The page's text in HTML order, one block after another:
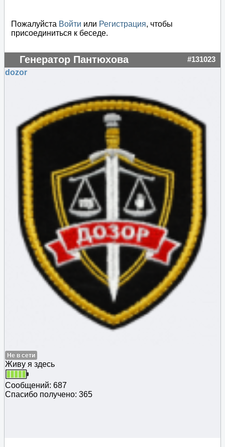
Пожалуйста Войти или Регистрация, чтобы
присоединиться к беседе.
Генератор Пантюхова #131023
dozor
Не в сети
Живу я здесь
Сообщений: 687
Спасибо получено: 365